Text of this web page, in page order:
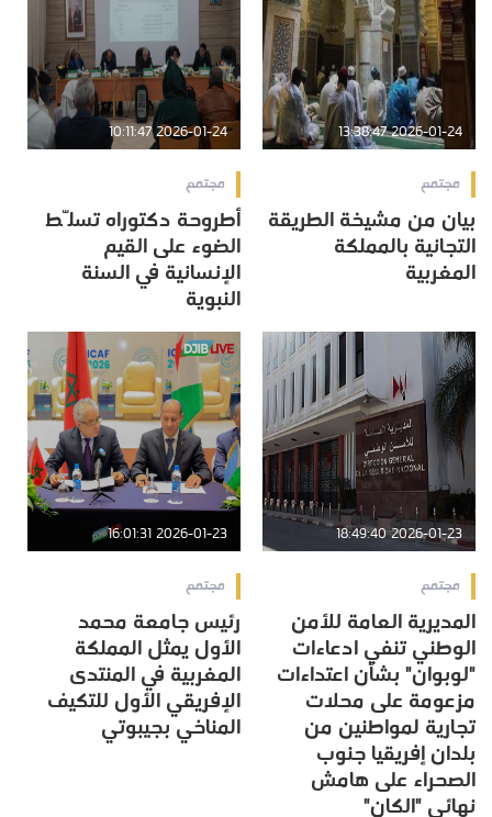
2026-01-24 13:38:47
مجتمع
بيان من مشيخة الطريقة
التجانية بالمملكة
المغربية
2026-01-24 10:11:47
مجتمع
أطروحة دكتوراه تسلّط
الضوء على القيم
الإنسانية في السنة
النبوية
2026-01-23 18:49:40
مجتمع
المديرية العامة للأمن
الوطني تنفي ادعاءات
"لوبوان" بشأن اعتداءات
مزعومة على محلات
تجارية لمواطنين من
بلدان إفريقيا جنوب
الصحراء على هامش
نهائي "الكان"
2026-01-23 16:01:31
مجتمع
رئيس جامعة محمد
الأول يمثل المملكة
المغربية في المنتدى
الإفريقي الأول للتكيف
المناخي بجيبوتي